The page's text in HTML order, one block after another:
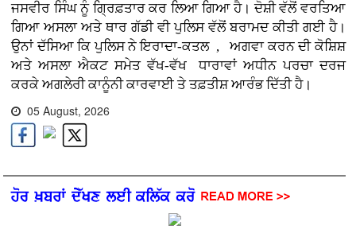
ਜਸਵੀਰ ਸਿੰਘ ਨੂੰ ਗ੍ਰਿਫ਼ਤਾਰ ਕਰ ਲਿਆ ਗਿਆ ਹੈ। ਦੋਸ਼ੀ ਵੱਲੋਂ ਵਰਤਿਆ
ਗਿਆ ਅਸਲਾ ਅਤੇ ਥਾਰ ਗੱਡੀ ਵੀ ਪੁਲਿਸ ਵੱਲੋਂ ਬਰਾਮਦ ਕੀਤੀ ਗਈ ਹੈ।
ਉਨਾਂ ਦੱਸਿਆ ਕਿ ਪੁਲਿਸ ਨੇ ਇਰਾਦਾ-ਕਤਲ , ਅਗਵਾ ਕਰਨ ਦੀ ਕੋਸ਼ਿਸ਼
ਅਤੇ ਅਸਲਾ ਐਕਟ ਸਮੇਤ ਵੱਖ-ਵੱਖ ਧਾਰਾਵਾਂ ਅਧੀਨ ਪਰਚਾ ਦਰਜ
ਕਰਕੇ ਅਗਲੇਰੀ ਕਾਨੂੰਨੀ ਕਾਰਵਾਈ ਤੇ ਤਫ਼ਤੀਸ਼ ਆਰੰਭ ਦਿੱਤੀ ਹੈ।
05 August, 2026